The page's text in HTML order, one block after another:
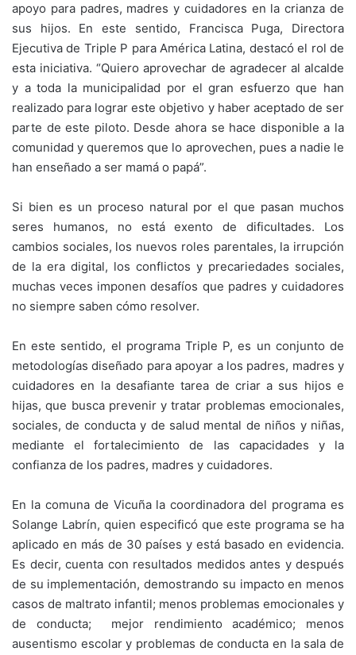
apoyo para padres, madres y cuidadores en la crianza de
sus hijos. En este sentido, Francisca Puga, Directora
Ejecutiva de Triple P para América Latina, destacó el rol de
esta iniciativa. “Quiero aprovechar de agradecer al alcalde
y a toda la municipalidad por el gran esfuerzo que han
realizado para lograr este objetivo y haber aceptado de ser
parte de este piloto. Desde ahora se hace disponible a la
comunidad y queremos que lo aprovechen, pues a nadie le
han enseñado a ser mamá o papá”.
Si bien es un proceso natural por el que pasan muchos
seres humanos, no está exento de dificultades. Los
cambios sociales, los nuevos roles parentales, la irrupción
de la era digital, los conflictos y precariedades sociales,
muchas veces imponen desafíos que padres y cuidadores
no siempre saben cómo resolver.
En este sentido, el programa Triple P, es un conjunto de
metodologías diseñado para apoyar a los padres, madres y
cuidadores en la desafiante tarea de criar a sus hijos e
hijas, que busca prevenir y tratar problemas emocionales,
sociales, de conducta y de salud mental de niños y niñas,
mediante el fortalecimiento de las capacidades y la
confianza de los padres, madres y cuidadores.
En la comuna de Vicuña la coordinadora del programa es
Solange Labrín, quien especificó que este programa se ha
aplicado en más de 30 países y está basado en evidencia.
Es decir, cuenta con resultados medidos antes y después
de su implementación, demostrando su impacto en menos
casos de maltrato infantil; menos problemas emocionales y
de conducta; mejor rendimiento académico; menos
ausentismo escolar y problemas de conducta en la sala de